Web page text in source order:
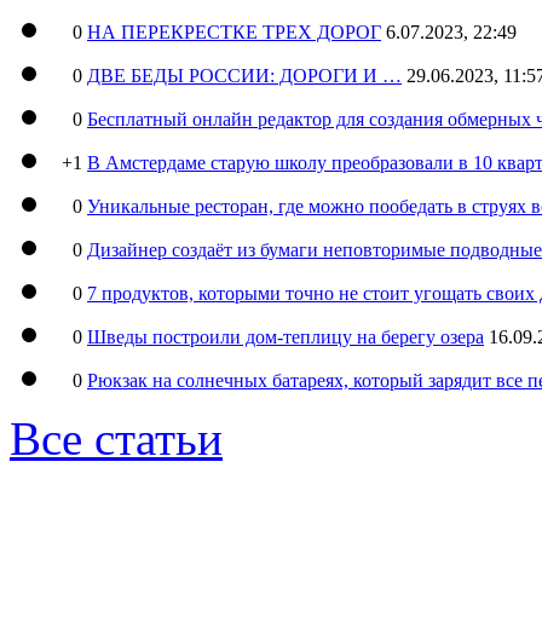
0 НА ПЕРЕКРЕСТКЕ ТРЕХ ДОРОГ 6.07.2023, 22:49
0 ДВЕ БЕДЫ РОССИИ: ДОРОГИ И … 29.06.2023,
0 Бесплатный онлайн редактор для создания обмерных
+1 В Амстердаме старую школу преобразовали в 10
0 Уникальные ресторан, где можно пообедать в струях
0 Дизайнер создаёт из бумаги неповторимые
0 7 продуктов, которыми точно не стоит угощать
0 Шведы построили дом-теплицу на берегу озера
0 Рюкзак на солнечных батареях, который зарядит все
Все статьи